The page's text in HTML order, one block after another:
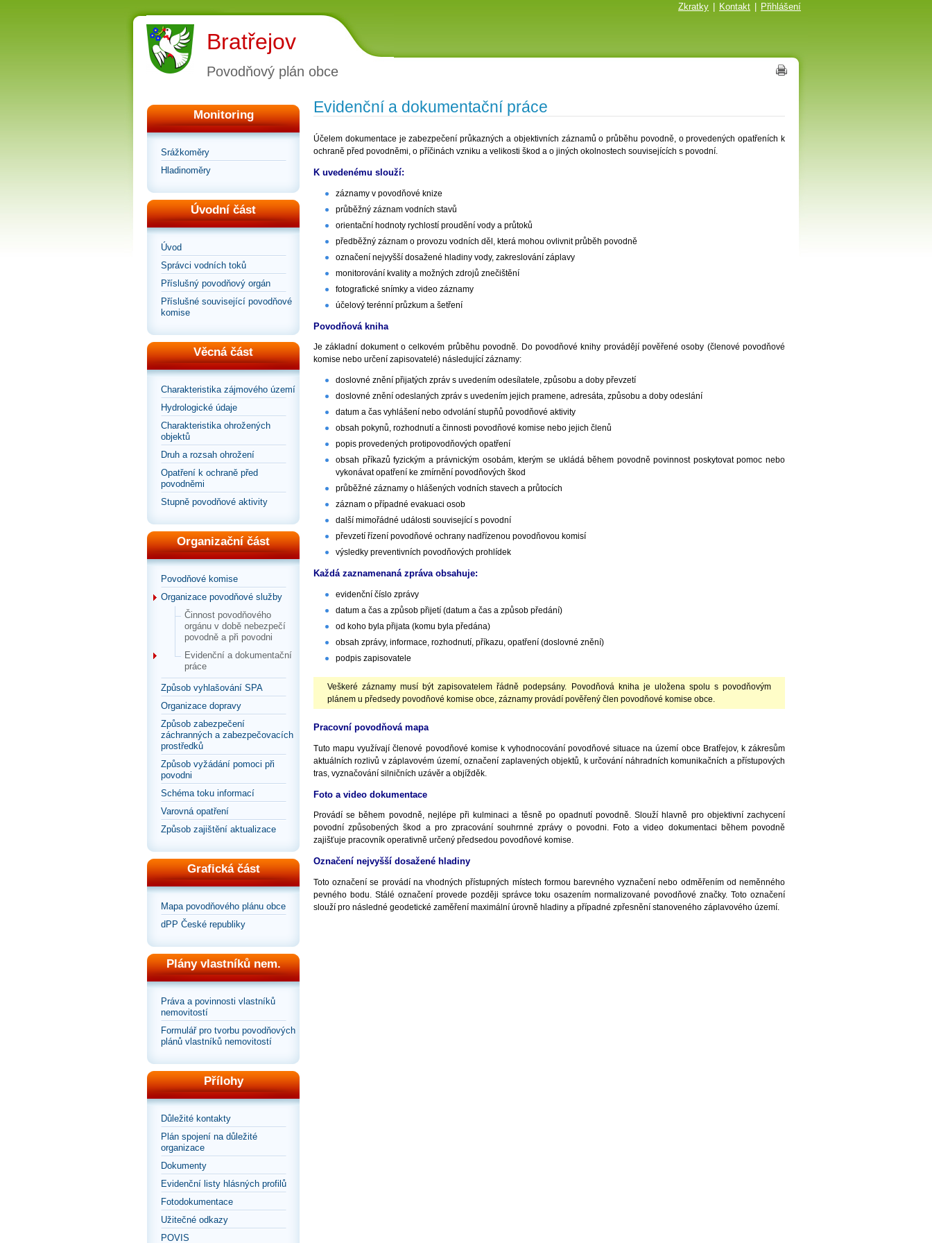
Zkratky Kontakt Přihlášení
Bratřejov
Povodňový plán obce
Monitoring
Srážkoměry
Hladinoměry
Úvodní část
Úvod
Správci vodních toků
Příslušný povodňový orgán
Příslušné související povodňové
komise
Věcná část
Charakteristika zájmového území
Hydrologické údaje
Charakteristika ohrožených
objektů
Druh a rozsah ohrožení
Opatření k ochraně před
povodněmi
Stupně povodňové aktivity
Organizační část
Povodňové komise
Organizace povodňové služby
Činnost povodňového
orgánu v době nebezpečí
povodně a při povodni
Evidenční a dokumentační
práce
Způsob vyhlašování SPA
Organizace dopravy
Způsob zabezpečení
záchranných a zabezpečovacích
prostředků
Způsob vyžádání pomoci při
povodni
Schéma toku informací
Varovná opatření
Způsob zajištění aktualizace
Grafická část
Mapa povodňového plánu obce
dPP České republiky
Plány vlastníků nem.
Práva a povinnosti vlastníků
nemovitostí
Formulář pro tvorbu povodňových
plánů vlastníků nemovitostí
Přílohy
Důležité kontakty
Plán spojení na důležité
organizace
Dokumenty
Evidenční listy hlásných profilů
Fotodokumentace
Užitečné odkazy
POVIS
Evidenční a dokumentační práce
Účelem dokumentace je zabezpečení průkazných a objektivních záznamů o průběhu povodně, o provedených opatřeních k
ochraně před povodněmi, o příčinách vzniku a velikosti škod a o jiných okolnostech souvisejících s povodní.
K uvedenému slouží:
záznamy v povodňové knize
průběžný záznam vodních stavů
orientační hodnoty rychlostí proudění vody a průtoků
předběžný záznam o provozu vodních děl, která mohou ovlivnit průběh povodně
označení nejvyšší dosažené hladiny vody, zakreslování záplavy
monitorování kvality a možných zdrojů znečištění
fotografické snímky a video záznamy
účelový terénní průzkum a šetření
Povodňová kniha
Je základní dokument o celkovém průběhu povodně. Do povodňové knihy provádějí pověřené osoby (členové povodňové
komise nebo určení zapisovatelé) následující záznamy:
doslovné znění přijatých zpráv s uvedením odesílatele, způsobu a doby převzetí
doslovné znění odeslaných zpráv s uvedením jejich pramene, adresáta, způsobu a doby odeslání
datum a čas vyhlášení nebo odvolání stupňů povodňové aktivity
obsah pokynů, rozhodnutí a činnosti povodňové komise nebo jejich členů
popis provedených protipovodňových opatření
obsah příkazů fyzickým a právnickým osobám, kterým se ukládá během povodně povinnost poskytovat pomoc nebo
vykonávat opatření ke zmírnění povodňových škod
průběžné záznamy o hlášených vodních stavech a průtocích
záznam o případné evakuaci osob
další mimořádné události související s povodní
převzetí řízení povodňové ochrany nadřízenou povodňovou komisí
výsledky preventivních povodňových prohlídek
Každá zaznamenaná zpráva obsahuje:
evidenční číslo zprávy
datum a čas a způsob přijetí (datum a čas a způsob předání)
od koho byla přijata (komu byla předána)
obsah zprávy, informace, rozhodnutí, příkazu, opatření (doslovné znění)
podpis zapisovatele
Veškeré záznamy musí být zapisovatelem řádně podepsány. Povodňová kniha je uložena spolu s povodňovým
plánem u předsedy povodňové komise obce, záznamy provádí pověřený člen povodňové komise obce.
Pracovní povodňová mapa
Tuto mapu využívají členové povodňové komise k vyhodnocování povodňové situace na území obce Bratřejov, k zákresům
aktuálních rozlivů v záplavovém území, označení zaplavených objektů, k určování náhradních komunikačních a přístupových
tras, vyznačování silničních uzávěr a objížděk.
Foto a video dokumentace
Provádí se během povodně, nejlépe při kulminaci a těsně po opadnutí povodně. Slouží hlavně pro objektivní zachycení
povodní způsobených škod a pro zpracování souhrnné zprávy o povodni. Foto a video dokumentaci během povodně
zajišťuje pracovník operativně určený předsedou povodňové komise.
Označení nejvyšší dosažené hladiny
Toto označení se provádí na vhodných přístupných místech formou barevného vyznačení nebo odměřením od neměnného
pevného bodu. Stálé označení provede později správce toku osazením normalizované povodňové značky. Toto označení
slouží pro následné geodetické zaměření maximální úrovně hladiny a případné zpřesnění stanoveného záplavového území.